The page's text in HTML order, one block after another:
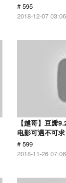
# 595
2018-12-07 03:06
【越哥】豆瓣
电影可遇不可求
# 599
2018-11-26 07:06